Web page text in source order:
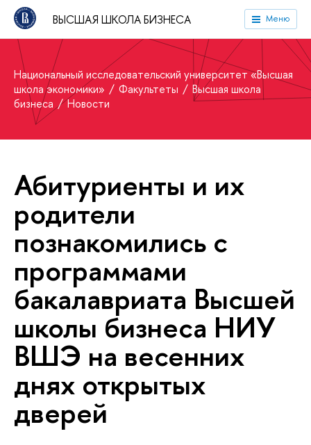
ВЫСШАЯ ШКОЛА БИЗНЕСА Меню
Национальный исследовательский университет «Высшая
школа экономики»
Факультеты
Высшая школа
бизнеса
Новости
Абитуриенты и их
родители
познакомились с
программами
бакалавриата Высшей
школы бизнеса НИУ
ВШЭ на весенних
днях открытых
дверей